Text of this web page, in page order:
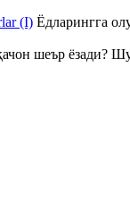
(I) Ёдларингга
шеър ёзади? Шу